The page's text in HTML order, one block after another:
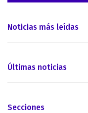
Noticias más leídas
Últimas noticias
Secciones